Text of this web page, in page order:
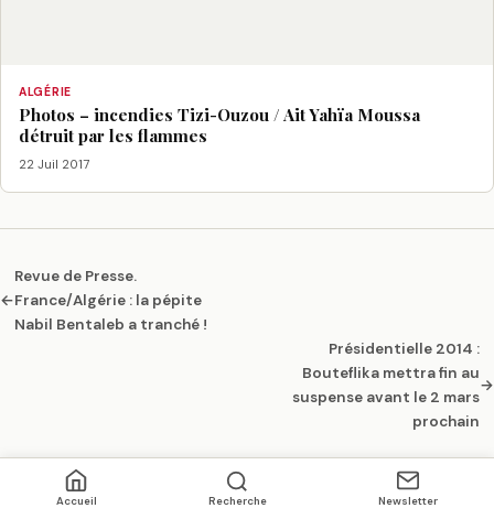
ALGÉRIE
Photos – incendies Tizi-Ouzou / Ait Yahïa Moussa
détruit par les flammes
22 Juil 2017
←
Revue de Presse.
France/Algérie : la pépite
Nabil Bentaleb a tranché !
Présidentielle 2014 :
Bouteflika mettra fin au
suspense avant le 2 mars
prochain
→
Accueil Recherche Newsletter